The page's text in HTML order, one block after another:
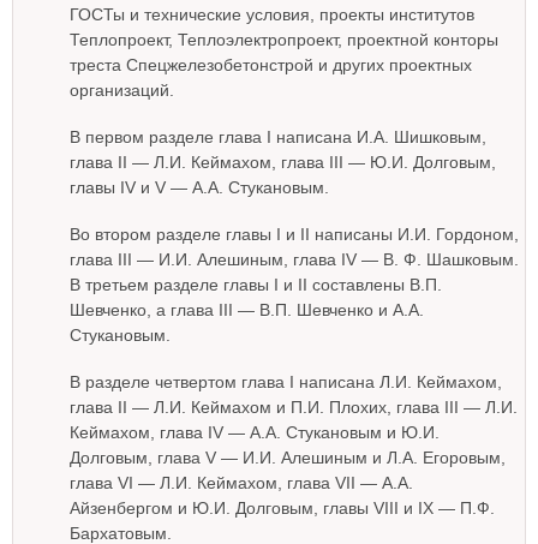
ГОСТы и технические условия, проекты институтов
Теплопроект, Теплоэлектропроект, проектной конторы
треста Спецжелезобетонстрой и других проектных
организаций.
В первом разделе глава I написана И.А. Шишковым,
глава II — Л.И. Кеймахом, глава III — Ю.И. Долговым,
главы IV и V — А.А. Стукановым.
Во втором разделе главы I и II написаны И.И. Гордоном,
глава III — И.И. Алешиным, глава IV — В. Ф. Шашковым.
В третьем разделе главы I и II составлены В.П.
Шевченко, а глава III — В.П. Шевченко и А.А.
Стукановым.
В разделе четвертом глава I написана Л.И. Кеймахом,
глава II — Л.И. Кеймахом и П.И. Плохих, глава III — Л.И.
Кеймахом, глава IV — А.А. Стукановым и Ю.И.
Долговым, глава V — И.И. Алешиным и Л.А. Егоровым,
глава VI — Л.И. Кеймахом, глава VII — А.А.
Айзенбергом и Ю.И. Долговым, главы VIII и IX — П.Ф.
Бархатовым.